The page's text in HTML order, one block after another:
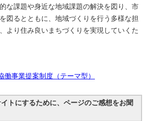
な課題や身近な地域課題の解決を図り、市
図るとともに、地域づくりを行う多様な担
より住み良いまちづくりを実現していくた
働事業提案制度（テーマ型）
トにするために、ページのご感想をお聞